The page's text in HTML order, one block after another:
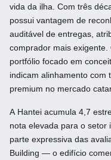
vida da ilha. Com três
possui vantagem de
auditável de entregas,
comprador mais
portfólio focado em
indicam alinhamento com
premium no mercado
A Hantei acumula 4,7
nota elevada para o setor
parte expressiva das
Building — o edifício